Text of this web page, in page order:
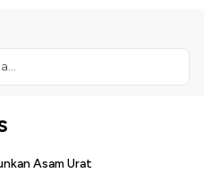
Asam Urat